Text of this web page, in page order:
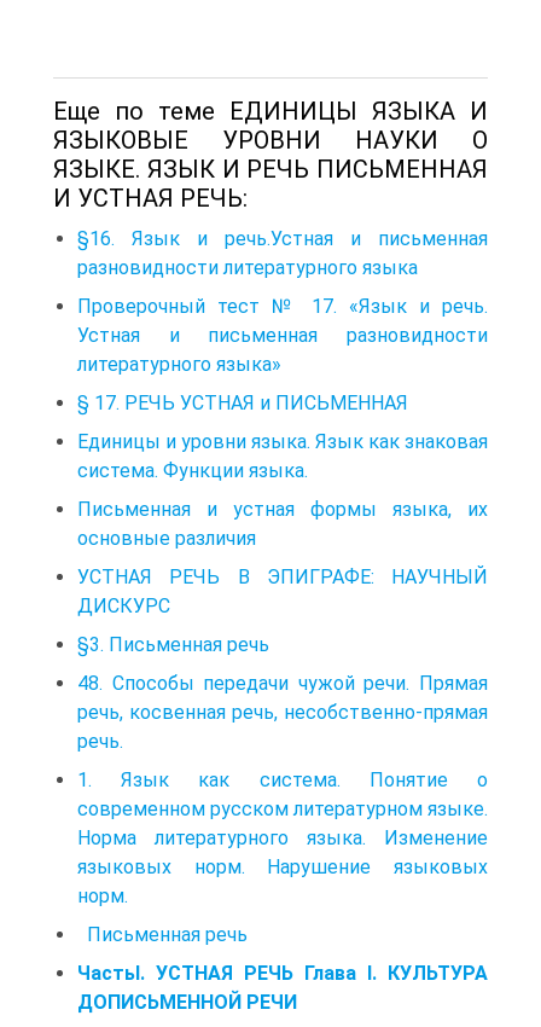
Еще по теме ЕДИНИЦЫ ЯЗЫКА И
ЯЗЫКОВЫЕ УРОВНИ НАУКИ О
ЯЗЫКЕ. ЯЗЫК И РЕЧЬ ПИСЬМЕННАЯ
И УСТНАЯ РЕЧЬ:
§16. Язык и речь.Устная и письменная
разновидности литературного языка
Проверочный тест № 17. «Язык и речь.
Устная и письменная разновидности
литературного языка»
§ 17. РЕЧЬ УСТНАЯ и ПИСЬМЕННАЯ
Единицы и уровни языка. Язык как знаковая
система. Функции языка.
Письменная и устная формы языка, их
основные различия
УСТНАЯ РЕЧЬ В ЭПИГРАФЕ: НАУЧНЫЙ
ДИСКУРС
§3. Письменная речь
48. Способы передачи чужой речи. Прямая
речь, косвенная речь, несобственно-прямая
речь.
1. Язык как система. Понятие о
современном русском литературном языке.
Норма литературного языка. Изменение
языковых норм. Нарушение языковых
норм.
Письменная речь
ЧастьI. УСТНАЯ РЕЧЬ Глава I. КУЛЬТУРА
ДОПИСЬМЕННОЙ РЕЧИ